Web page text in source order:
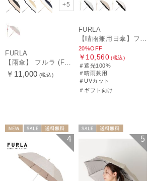
+5
FURLA
￥11,000 (税込)
FURLA
20%OFF
￥10,560 (税込)
＃遮光100%
＃晴雨兼用
＃UVカット
＃ギフト向け
送料無料
ギフト向け
4 5